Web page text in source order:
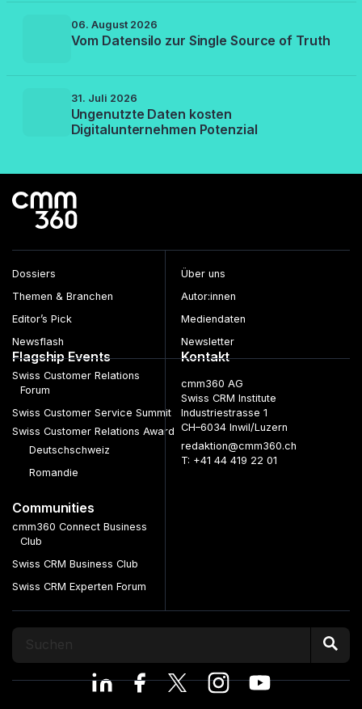
06. August 2026
Vom Datensilo zur Single Source of Truth
31. Juli 2026
Ungenutzte Daten kosten
Digitalunternehmen Potenzial
Dossiers
Themen & Branchen
Editor’s Pick
Newsflash
Über uns
Autor:innen
Mediendaten
Newsletter
Flagship Events
Swiss Customer Relations
Forum
Swiss Customer Service Summit
Swiss Customer Relations Award
Deutschschweiz
Romandie
Communities
cmm360 Connect Business
Club
Swiss CRM Business Club
Swiss CRM Experten Forum
Kontakt
cmm360 AG
Swiss CRM Institute
Industriestrasse 1
CH–6034 Inwil/Luzern
redaktion@cmm360.ch
T: +41 44 419 22 01